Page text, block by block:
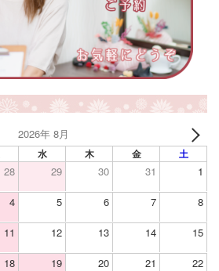
2026年 8月
水 木 金 土
28 29 30 31 1
4 5 6 7 8
11 12 13 14 15
18 19 20 21 22